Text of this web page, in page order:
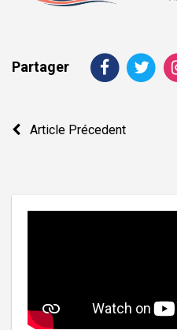
Partager
Navigation
Article Précedent